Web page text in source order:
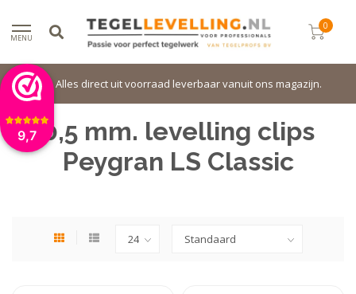
9,7
MENU
0
Alles direct uit voorraad leverbaar vanuit ons magazijn.
0,5 mm. levelling clips
Peygran LS Classic